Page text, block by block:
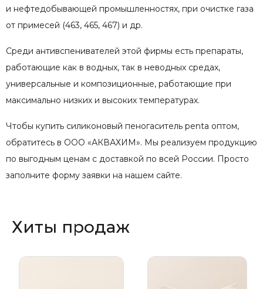
и нефтедобывающей промышленностях, при очистке газа
от примесей (463, 465, 467) и др.
Среди антивспенивателей этой фирмы есть препараты,
работающие как в водных, так в неводных средах,
универсальные и композиционные, работающие при
максимально низких и высоких температурах.
Чтобы купить силиконовый пеногаситель penta оптом,
обратитесь в ООО «АКВАХИМ». Мы реализуем продукцию
по выгодным ценам с доставкой по всей России. Просто
заполните форму заявки на нашем сайте.
Хиты продаж